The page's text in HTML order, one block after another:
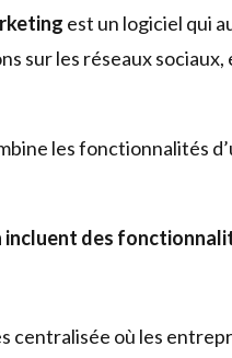
est un logiciel qui
sur les réseaux
les fonctionnalités
des
centralisée où les